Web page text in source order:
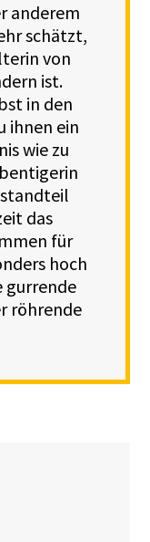
anderem
schätzt,
von
ist.
in den
ihnen ein
wie zu
das
für
hoch
gurrende
röhrende